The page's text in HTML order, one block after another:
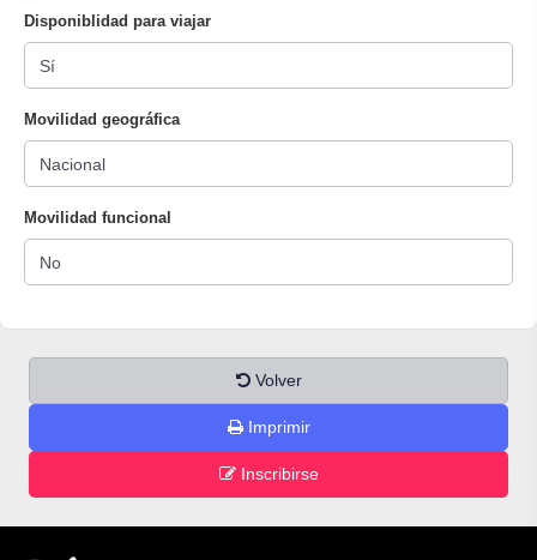
Disponiblidad para viajar
Movilidad geográfica
Movilidad funcional
Volver
Imprimir
Inscribirse